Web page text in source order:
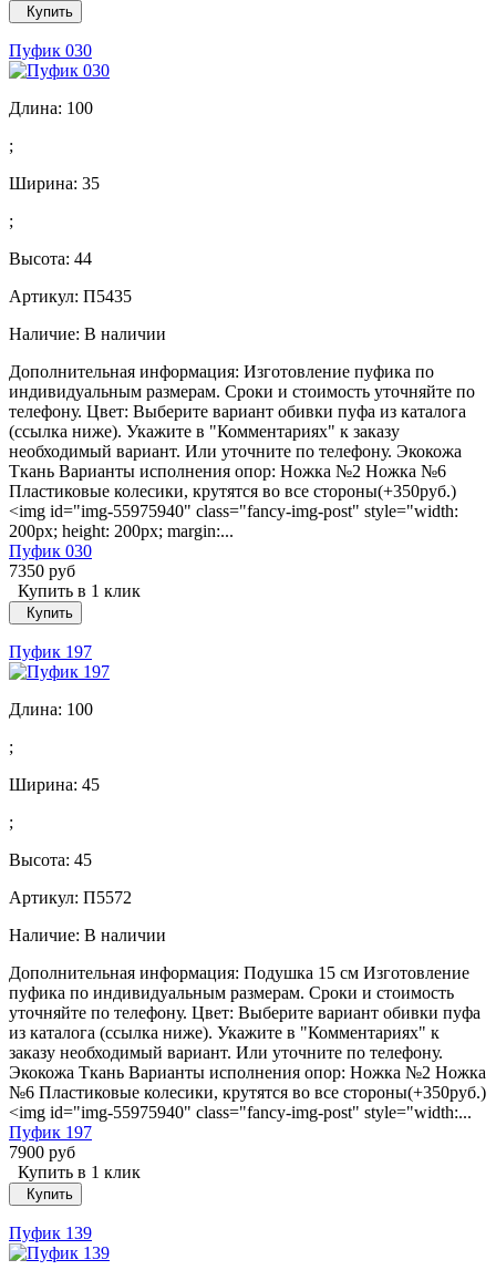
Купить
Пуфик 030
Длина: 100
;
Ширина: 35
;
Высота: 44
Артикул: П5435
Наличие: В наличии
Дополнительная информация: Изготовление пуфика по
индивидуальным размерам. Сроки и стоимость уточняйте по
телефону. Цвет: Выберите вариант обивки пуфа из каталога
(ссылка ниже). Укажите в "Комментариях" к заказу
необходимый вариант. Или уточните по телефону. Экокожа
Ткань Варианты исполнения опор: Ножка №2 Ножка №6
Пластиковые колесики, крутятся во все стороны(+350руб.)
<img id="img-55975940" class="fancy-img-post" style="width:
200px; height: 200px; margin:...
Пуфик 030
7350 руб
Купить в 1 клик
Купить
Пуфик 197
Длина: 100
;
Ширина: 45
;
Высота: 45
Артикул: П5572
Наличие: В наличии
Дополнительная информация: Подушка 15 см Изготовление
пуфика по индивидуальным размерам. Сроки и стоимость
уточняйте по телефону. Цвет: Выберите вариант обивки пуфа
из каталога (ссылка ниже). Укажите в "Комментариях" к
заказу необходимый вариант. Или уточните по телефону.
Экокожа Ткань Варианты исполнения опор: Ножка №2 Ножка
№6 Пластиковые колесики, крутятся во все стороны(+350руб.)
<img id="img-55975940" class="fancy-img-post" style="width:...
Пуфик 197
7900 руб
Купить в 1 клик
Купить
Пуфик 139